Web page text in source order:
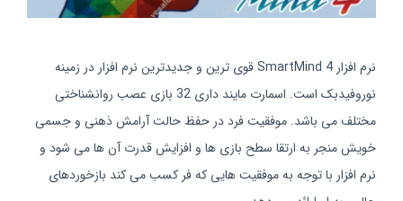
نرم افزار SmartMind 4 قوی ترین و جدیدترین نرم افزار در زمینه
نوروفیدبک است. اسمارت مایند داری 32 بازی عصب روانشناختی
مختلف می باشد. موفقیت فرد در حفظ حالت آرامش ذهنی و جسمی
خویش منجر به ارتقا سطح بازی ها و افزایش قدرت آن ها می شود و
نرم افزار با توجه به موفقیت هایی که فر کسب می کند بازخوردهای